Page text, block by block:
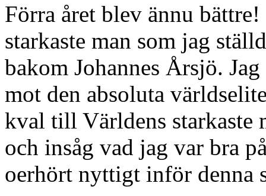
Förra året blev ännu
starkaste man som jag
bakom Johannes Årsjö.
mot den absoluta
kval till Världens starkaste
och insåg vad jag var bra
oerhört nyttigt inför denna